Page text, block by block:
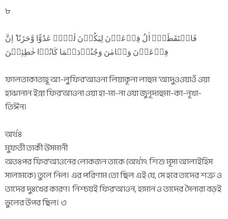
৮
فَالۡتَقَطَہٗۤ اٰلُ فِرۡعَوۡنَ لِیَکُوۡنَ لَہُمۡ عَدُوًّا وَّحَزَنًا ؕ اِنَّ
فِرۡعَوۡنَ وَہَامٰنَ وَجُنُوۡدَہُمَا کَانُوۡا خٰطِئِیۡنَ
ফালতাকাতাহূ আ-লুফির‘আওনা লিয়াকূনা লাহুম ‘আদুওওয়াওঁ ওয়া
হাঝানান ইন্না ফির‘আওনা ওয়া হা-মা-না ওয়া জুনূদাহুমা-কা-নূখা-
তিঈন।
অর্থঃ
মুফতী তাকী উসমানী
অতঃপর ফির‘আওনের লোকজন তাকে (অর্থাৎ শিশু মূসা আলাইহিস
সালামকে) তুলে নিল। এর পরিণাম তো ছিল এই যে, সে হবে তাদের শত্রু ও
তাদের দুঃখের কারণ। নিশ্চয়ই ফির‘আওন, হামান ও তাদের সৈন্যরা বড়ই
ভুলের উপর ছিল। ৩